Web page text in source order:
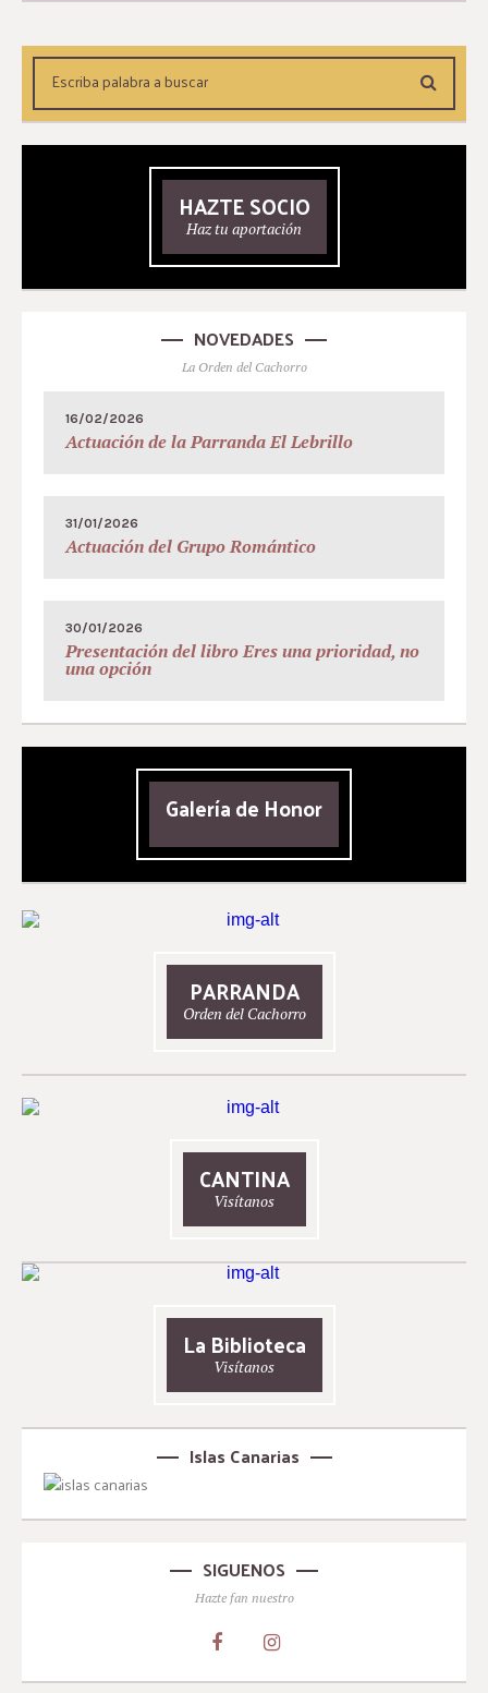
HAZTE SOCIO
Haz tu aportación
NOVEDADES
La Orden del Cachorro
16/02/2026
Actuación de la Parranda El Lebrillo
31/01/2026
Actuación del Grupo Romántico
30/01/2026
Presentación del libro Eres una prioridad, no
una opción
Galería de Honor
PARRANDA
Orden del Cachorro
CANTINA
Visítanos
La Biblioteca
Visítanos
Islas Canarias
SIGUENOS
Hazte fan nuestro